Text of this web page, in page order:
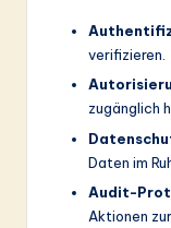
verifizieren.
zugänglich
Daten im
Audit-
Aktionen